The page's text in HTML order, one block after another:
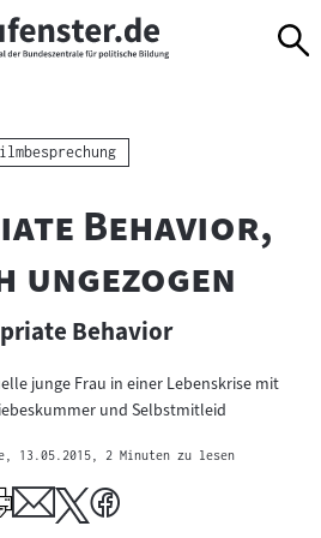
Behavior,
ungezogen
Behavior
junge Frau in einer Lebenskrise mit
und Selbstmitleid
, 13.05.2015 , 2 Minuten zu lesen